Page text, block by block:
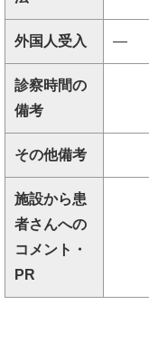
外国人受入 ―
診察時間の
備考
その他備考
施設から患
者さんへの
コメント・
PR